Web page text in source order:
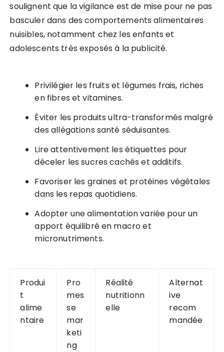
soulignent que la vigilance est de mise pour ne pas
basculer dans des comportements alimentaires
nuisibles, notamment chez les enfants et
adolescents très exposés à la publicité.
Privilégier les fruits et légumes frais, riches
en fibres et vitamines.
Éviter les produits ultra-transformés malgré
des allégations santé séduisantes.
Lire attentivement les étiquettes pour
déceler les sucres cachés et additifs.
Favoriser les graines et protéines végétales
dans les repas quotidiens.
Adopter une alimentation variée pour un
apport équilibré en macro et
micronutriments.
Produi
t
alime
ntaire
Pro
mes
se
mar
keti
ng
Réalité
nutritionn
elle
Alternat
ive
recom
mandée